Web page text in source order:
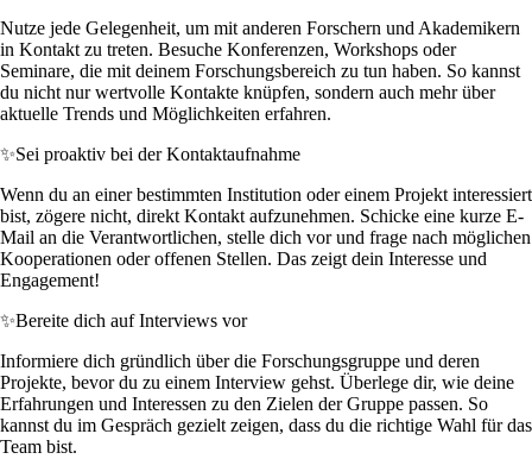
Nutze jede Gelegenheit, um mit anderen Forschern und Akademikern
in Kontakt zu treten. Besuche Konferenzen, Workshops oder
Seminare, die mit deinem Forschungsbereich zu tun haben. So kannst
du nicht nur wertvolle Kontakte knüpfen, sondern auch mehr über
aktuelle Trends und Möglichkeiten erfahren.
✨Sei proaktiv bei der Kontaktaufnahme
Wenn du an einer bestimmten Institution oder einem Projekt interessiert
bist, zögere nicht, direkt Kontakt aufzunehmen. Schicke eine kurze E-
Mail an die Verantwortlichen, stelle dich vor und frage nach möglichen
Kooperationen oder offenen Stellen. Das zeigt dein Interesse und
Engagement!
✨Bereite dich auf Interviews vor
Informiere dich gründlich über die Forschungsgruppe und deren
Projekte, bevor du zu einem Interview gehst. Überlege dir, wie deine
Erfahrungen und Interessen zu den Zielen der Gruppe passen. So
kannst du im Gespräch gezielt zeigen, dass du die richtige Wahl für das
Team bist.